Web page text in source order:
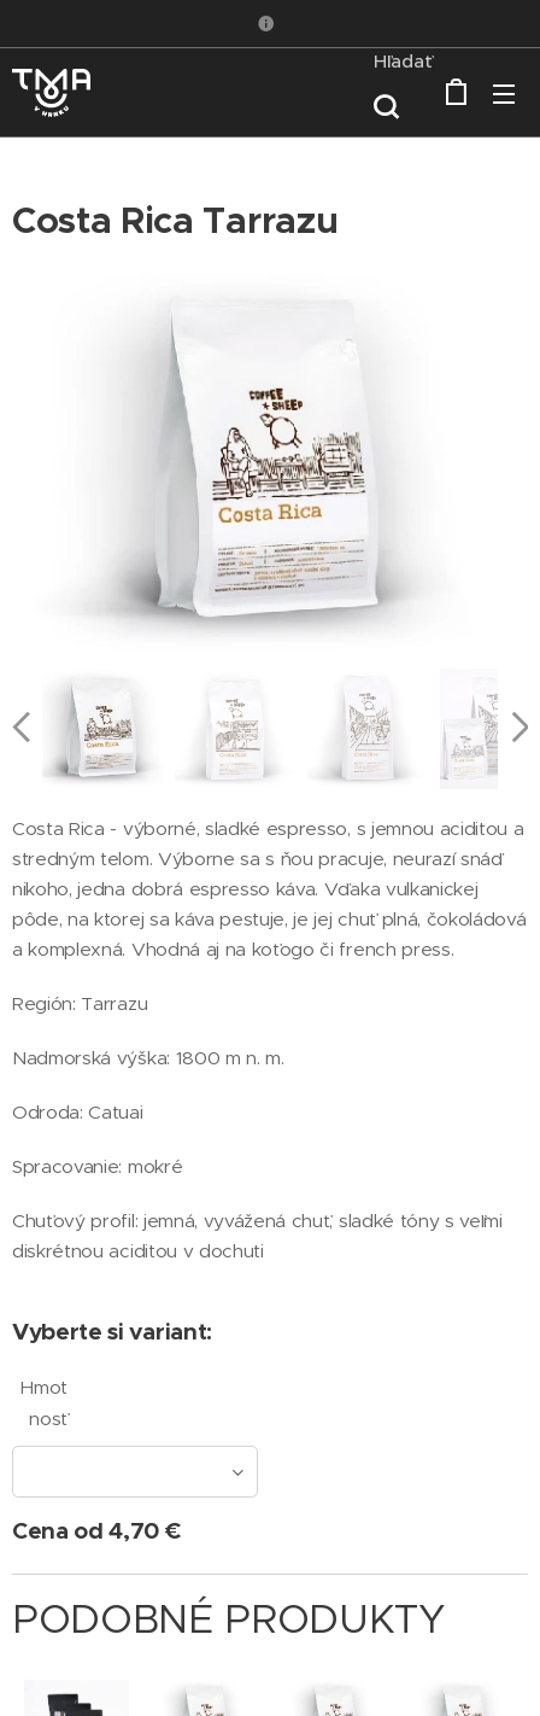
Hľadať
Costa Rica Tarrazu
Costa Rica - výborné, sladké espresso, s jemnou aciditou a
stredným telom. Výborne sa s ňou pracuje, neurazí snáď
nikoho, jedna dobrá espresso káva. Vďaka vulkanickej
pôde, na ktorej sa káva pestuje, je jej chuť plná, čokoládová
a komplexná. Vhodná aj na koťogo či french press.
Región: Tarrazu
Nadmorská výška: 1800 m n. m.
Odroda: Catuai
Spracovanie: mokré
Chuťový profil: jemná, vyvážená chuť, sladké tóny s veľmi
diskrétnou aciditou v dochuti
Vyberte si variant:
Hmot
nosť
Cena od4,70 €
PODOBNÉ PRODUKTY